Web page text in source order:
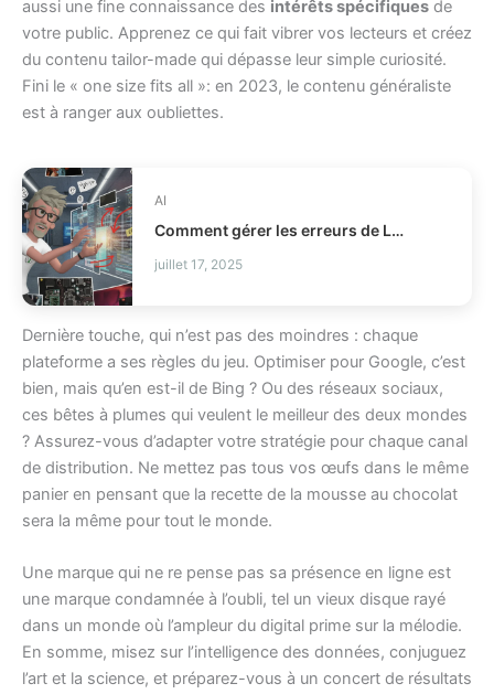
aussi une fine connaissance des intérêts spécifiques de
votre public. Apprenez ce qui fait vibrer vos lecteurs et créez
du contenu tailor-made qui dépasse leur simple curiosité.
Fini le « one size fits all »: en 2023, le contenu généraliste
est à ranger aux oubliettes.
AI
Comment gérer les erreurs de LLM tool calling ?
juillet 17, 2025
Dernière touche, qui n’est pas des moindres : chaque
plateforme a ses règles du jeu. Optimiser pour Google, c’est
bien, mais qu’en est-il de Bing ? Ou des réseaux sociaux,
ces bêtes à plumes qui veulent le meilleur des deux mondes
? Assurez-vous d’adapter votre stratégie pour chaque canal
de distribution. Ne mettez pas tous vos œufs dans le même
panier en pensant que la recette de la mousse au chocolat
sera la même pour tout le monde.
Une marque qui ne re pense pas sa présence en ligne est
une marque condamnée à l’oubli, tel un vieux disque rayé
dans un monde où l’ampleur du digital prime sur la mélodie.
En somme, misez sur l’intelligence des données, conjuguez
l’art et la science, et préparez-vous à un concert de résultats